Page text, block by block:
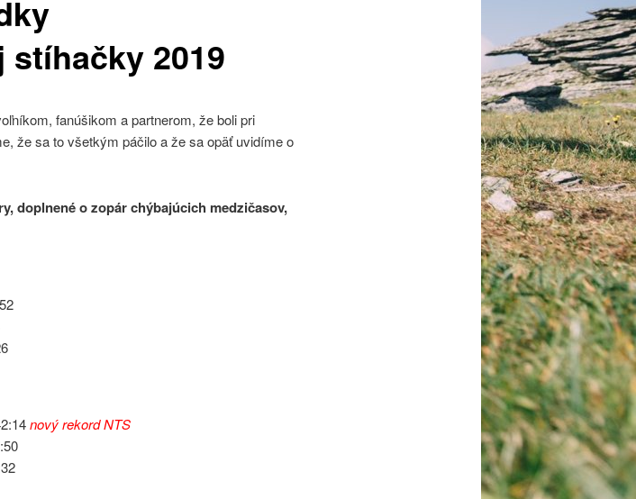
stíhačky 2019
fanúšikom a partnerom, že boli pri
že sa to všetkým páčilo a že sa opäť uvidíme o
doplnené o zopár chýbajúcich medzičasov,
nový rekord NTS